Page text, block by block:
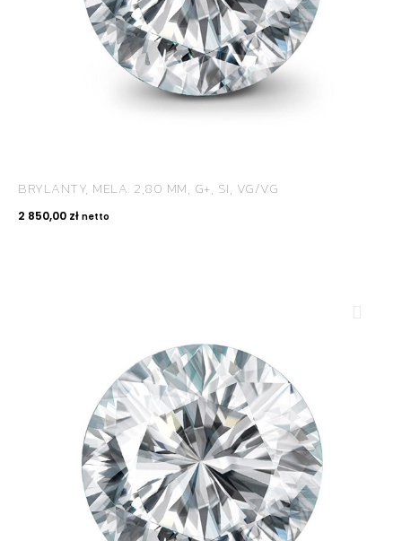
BRYLANTY, MELA: 2,80 MM, G+, SI, VG/VG
2 850,00 zł netto